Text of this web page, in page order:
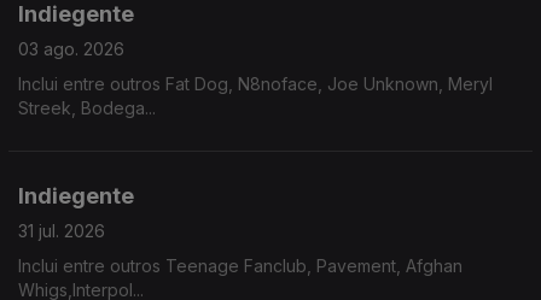
Indiegente
03 ago. 2026
Inclui entre outros Fat Dog, N8noface, Joe Unknown, Meryl
Streek, Bodega...
Indiegente
31 jul. 2026
Inclui entre outros Teenage Fanclub, Pavement, Afghan
Whigs,Interpol...